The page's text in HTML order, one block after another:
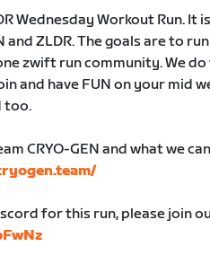
Wednesday Workout Run. It
and ZLDR. The goals are to
zwift run community. We
and have FUN on your mid
too.
CRYO-GEN and what we
for this run, please join